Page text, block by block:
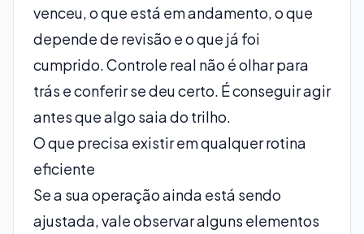
venceu, o que está em andamento, o que
depende de revisão e o que já foi
cumprido. Controle real não é olhar para
trás e conferir se deu certo. É conseguir agir
antes que algo saia do trilho.
O que precisa existir em qualquer rotina
eficiente
Se a sua operação ainda está sendo
ajustada, vale observar alguns elementos